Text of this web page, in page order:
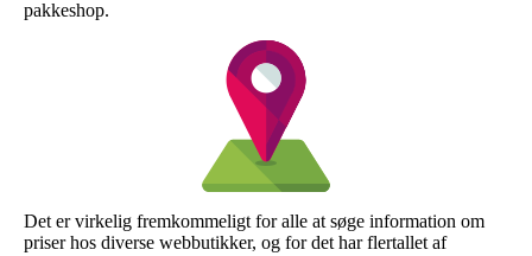
pakkeshop.
Det er virkelig fremkommeligt for alle at søge information om
priser hos diverse webbutikker, og for det har flertallet af